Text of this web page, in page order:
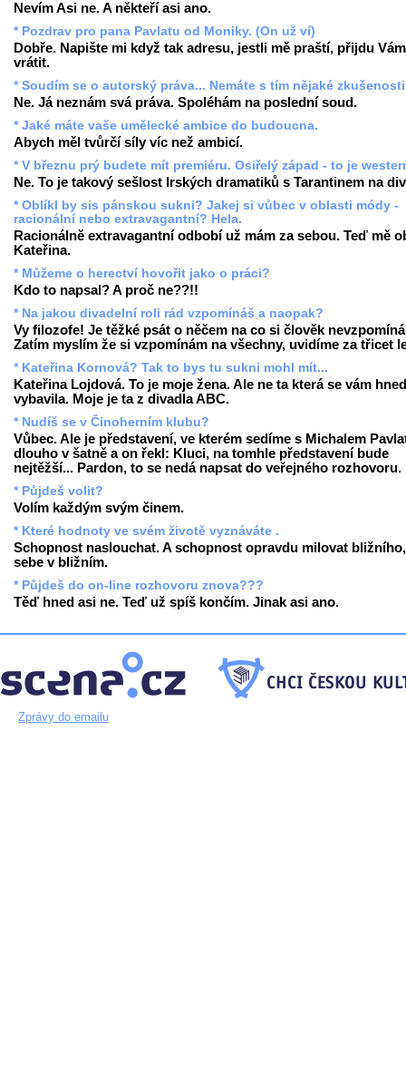
Nevím Asi ne. A někteří asi ano.
* Pozdrav pro pana Pavlatu od Moniky. (On už ví)
Dobře. Napište mi když tak adresu, jestli mě praští, přijdu
vrátit.
* Soudím se o autorský práva... Nemáte s tím nějaké
Ne. Já neznám svá práva. Spoléhám na poslední soud.
* Jaké máte vaše umělecké ambice do budoucna.
Abych měl tvůrčí síly víc než ambicí.
* V březnu prý budete mít premiéru. Osiřelý západ - to je
Ne. To je takový sešlost Irských dramatiků s Tarantinem na
* Oblíkl by sis pánskou sukni? Jakej si vůbec v oblasti módy -
racionální nebo extravagantní? Hela.
Racionálně extravagantní odbobí už mám za sebou. Teď mě
Kateřina.
* Můžeme o herectví hovořit jako o práci?
Kdo to napsal? A proč ne??!!
* Na jakou divadelní roli rád vzpomínáš a naopak?
Vy filozofe! Je těžké psát o něčem na co si člověk
Zatím myslím že si vzpomínám na všechny, uvidíme za třicet
* Kateřina Kornová? Tak to bys tu sukni mohl mít...
Kateřina Lojdová. To je moje žena. Ale ne ta která se vám hned
vybavila. Moje je ta z divadla ABC.
* Nudíš se v Činoherním klubu?
Vůbec. Ale je představení, ve kterém sedíme s Michalem
dlouho v šatně a on řekl: Kluci, na tomhle představení bude
nejtěžší... Pardon, to se nedá napsat do veřejného rozhovoru.
* Půjdeš volit?
Volím každým svým činem.
* Které hodnoty ve svém životě vyznáváte .
Schopnost naslouchat. A schopnost opravdu milovat
sebe v bližním.
* Půjdeš do on-line rozhovoru znova???
Těď hned asi ne. Teď už spíš končím. Jinak asi ano.
Zprávy do emailu